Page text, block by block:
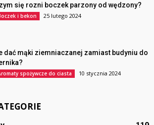
się rozni boczek parzony od wędzony?
i bekon 25 lutego 2024
dać mąki ziemniaczanej zamiast budyniu do
spożywcze do ciasta 10 stycznia 2024